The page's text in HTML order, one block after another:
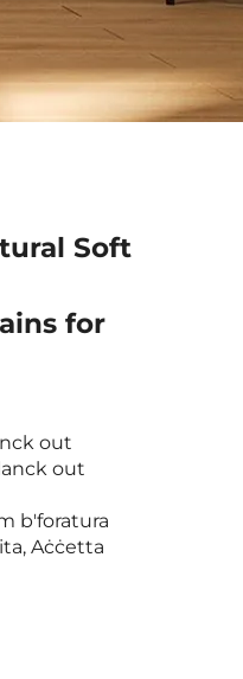
Soft
for
out
out
b'foratura
Aċċetta